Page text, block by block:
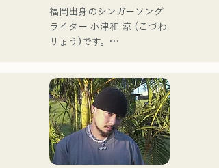
18日に地元長崎で、大学の
同期バンドと主催イベント
として開催した。
└大学卒業後、メンバーは
それぞれ就職するが、解散
はせず活動を継続。
└福岡を中間地点として集
まり、練習やライブを行
う。
が採用された。
サウンドハウスとTuneCore
タイトル曲「ONLY ONE」
が、785作品の応募の中か
ら優秀賞に選出された。
また2025年に開催された
MERGENZA JAPAN 2025に
福岡出身のシンガーソング
ライター 小津和 涼 (こづわ
りょう)です。
イブ、TikTok配信、イベン
トなどに出演しながら活動
しています！
幼少期から音楽が好きで
高校に入ってから人前で歌